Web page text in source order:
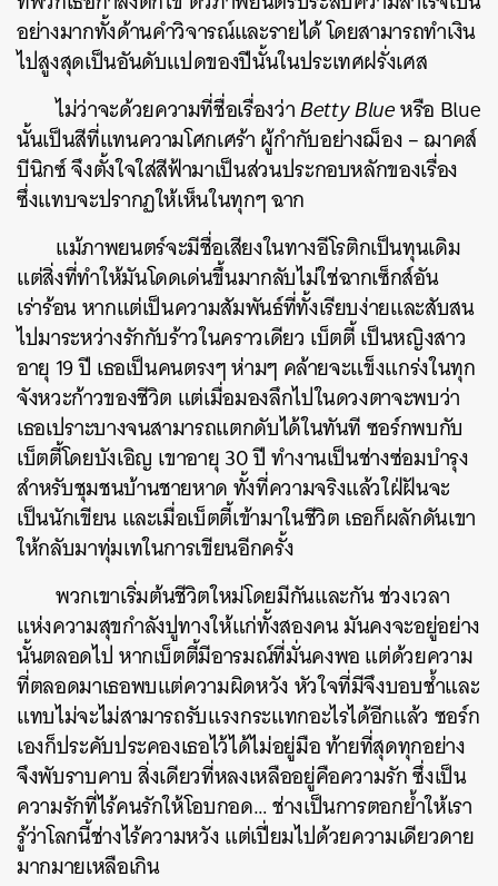
อย่างมากทั้งด้านคำวิจารณ์และรายได้ โดยสามารถทำเงิน
ไปสูงสุดเป็นอันดับแปดของปีนั้นในประเทศฝรั่งเศส
ไม่ว่าจะด้วยความที่ชื่อเรื่องว่าBetty Blueหรือ Blue
นั้นเป็นสีที่แทนความโศกเศร้า ผู้กำกับอย่างฌ็อง – ฌาคส์
บีนิกซ์ จึงตั้งใจใส่สีฟ้ามาเป็นส่วนประกอบหลักของเรื่อง
ซึ่งแทบจะปรากฏให้เห็นในทุกๆ ฉาก
แม้ภาพยนตร์จะมีชื่อเสียงในทางอีโรติกเป็นทุนเดิม
แต่สิ่งที่ทำให้มันโดดเด่นขึ้นมากลับไม่ใช่ฉากเซ็กส์อัน
เร่าร้อน หากแต่เป็นความสัมพันธ์ที่ทั้งเรียบง่ายและสับสน
ไปมาระหว่างรักกับร้าวในคราวเดียว เบ็ตตี้เป็นหญิงสาว
อายุ 19 ปี เธอเป็นคนตรงๆ ห่ามๆ คล้ายจะแข็งแกร่งในทุก
จังหวะก้าวของชีวิต แต่เมื่อมองลึกไปในดวงตาจะพบว่า
เธอเปราะบางจนสามารถแตกดับได้ในทันที ซอร์กพบกับ
เบ็ตตี้โดยบังเอิญ เขาอายุ 30 ปี ทำงานเป็นช่างซ่อมบำรุง
สำหรับชุมชนบ้านชายหาด ทั้งที่ความจริงแล้วใฝ่ฝันจะ
เป็นนักเขียน และเมื่อเบ็ตตี้เข้ามาในชีวิต เธอก็ผลักดันเขา
ให้กลับมาทุ่มเทในการเขียนอีกครั้ง
พวกเขาเริ่มต้นชีวิตใหม่โดยมีกันและกัน ช่วงเวลา
แห่งความสุขกำลังปูทางให้แก่ทั้งสองคน มันคงจะอยู่อย่าง
นั้นตลอดไป หากเบ็ตตี้มีอารมณ์ที่มั่นคงพอ แต่ด้วยความ
ที่ตลอดมาเธอพบแต่ความผิดหวัง หัวใจที่มีจึงบอบช้ำและ
แทบไม่จะไม่สามารถรับแรงกระแทกอะไรได้อีกแล้ว ซอร์ก
เองก็ประคับประคองเธอไว้ได้ไม่อยู่มือ ท้ายที่สุดทุกอย่าง
จึงพับราบคาบ สิ่งเดียวที่หลงเหลืออยู่คือความรัก ซึ่งเป็น
ความรักที่ไร้คนรักให้โอบกอด… ช่างเป็นการตอกย้ำให้เรา
รู้ว่าโลกนี้ช่างไร้ความหวัง แต่เปี่ยมไปด้วยความเดียวดาย
มากมายเหลือเกิน